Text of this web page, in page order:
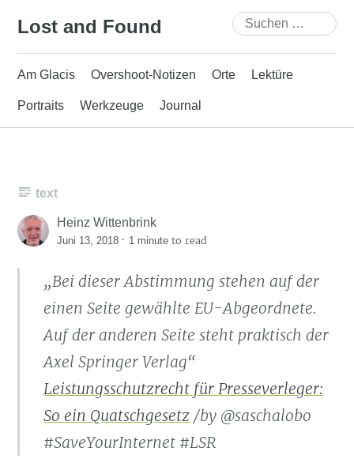
Lost and Found
Suchen
nach:
Am Glacis Overshoot-Notizen Orte Lektüre
Portraits Werkzeuge Journal
text
Heinz Wittenbrink
Juni 13, 2018 · 1 minute to read
„Bei dieser Abstimmung stehen auf der
einen Seite gewählte EU-Abgeordnete.
Auf der anderen Seite steht praktisch der
Axel Springer Verlag“
Leistungsschutzrecht für Presseverleger:
So ein Quatschgesetz /by @saschalobo
#SaveYourInternet #LSR